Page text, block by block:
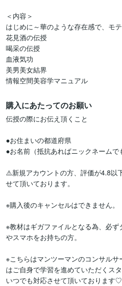
＜内容＞
はじめに～華のような存在感で、モ
花見酒の伝授
喝采の伝授
血液気功
美男美女結界
購入にあたってのお願い
伝授の際にお伝え頂くこと
●お住まいの都道府県
●お名前（抵抗あればニックネームで
⚠️新規アカウントの方、評価が4.8以
せて頂いております。
※購入後のキャンセルはできません。
※教材はギガファイルとなる為、必
やスマホをお持ちの方。
※こちらはマンツーマンのコンサル
はご自身で学習を進めていただくス
いつでも対応させて頂いております♡